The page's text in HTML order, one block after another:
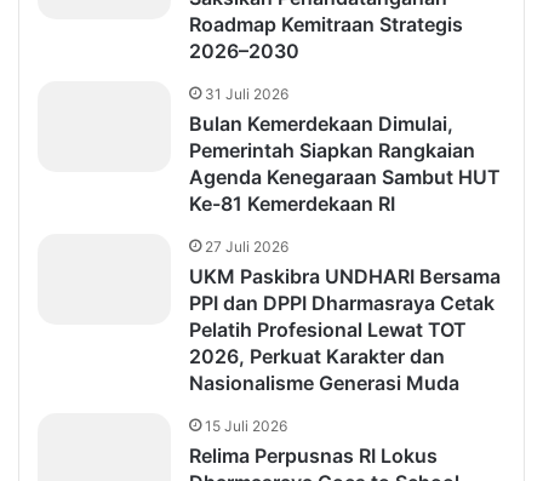
Roadmap Kemitraan Strategis
2026–2030
31 Juli 2026
Bulan Kemerdekaan Dimulai,
Pemerintah Siapkan Rangkaian
Agenda Kenegaraan Sambut HUT
Ke-81 Kemerdekaan RI
27 Juli 2026
UKM Paskibra UNDHARI Bersama
PPI dan DPPI Dharmasraya Cetak
Pelatih Profesional Lewat TOT
2026, Perkuat Karakter dan
Nasionalisme Generasi Muda
15 Juli 2026
Relima Perpusnas RI Lokus